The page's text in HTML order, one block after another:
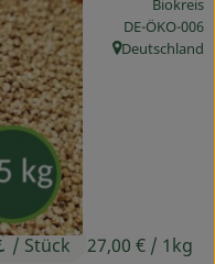
/ Stück 27,00 € / 1kg
Biokreis
,DE-ÖKO-006
, Herkunft:
Deutschland